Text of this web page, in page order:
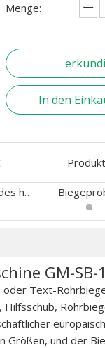
Menge:
In den
Konfiguration des hydraulischen und elektronischen Steuerungssystems
GM-SB-
oder Text-
Größen, und der